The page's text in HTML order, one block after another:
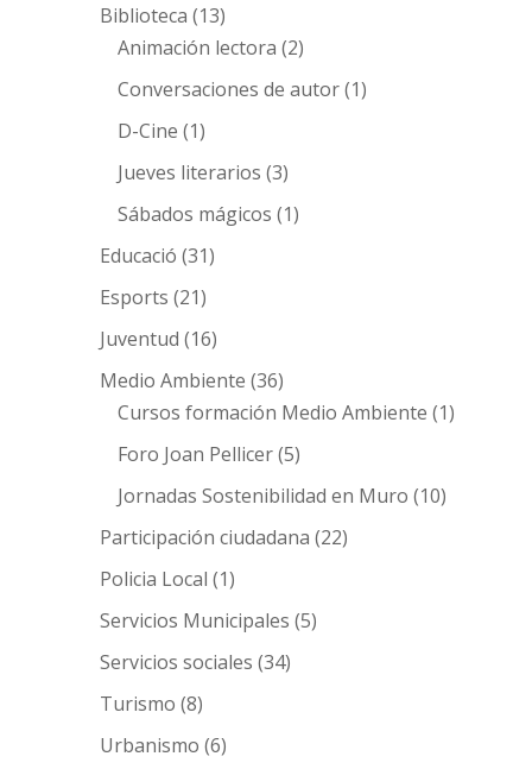
Biblioteca (13)
Animación lectora (2)
Conversaciones de autor(1)
D-Cine (1)
Jueves literarios (3)
Sábados mágicos (1)
Educació (31)
Esports (21)
Juventud (16)
Medio Ambiente (36)
Cursos formación Medio Ambiente (1)
Foro Joan Pellicer(5)
Jornadas Sostenibilidad en Muro (10)
Participación ciudadana (22)
Policia Local (1)
Servicios Municipales (5)
Servicios sociales (34)
Turismo (8)
Urbanismo (6)